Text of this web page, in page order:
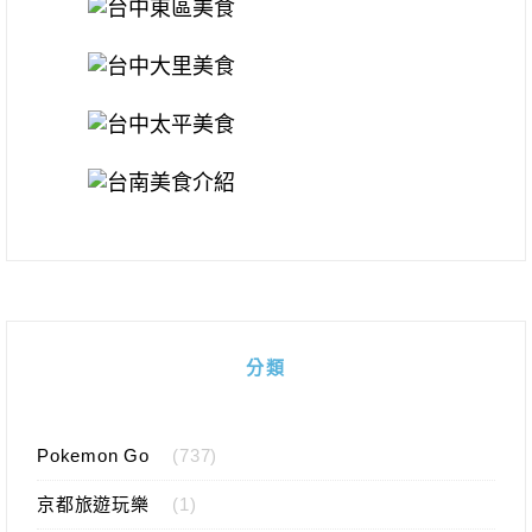
分類
Pokemon Go (737)
京都旅遊玩樂 (1)